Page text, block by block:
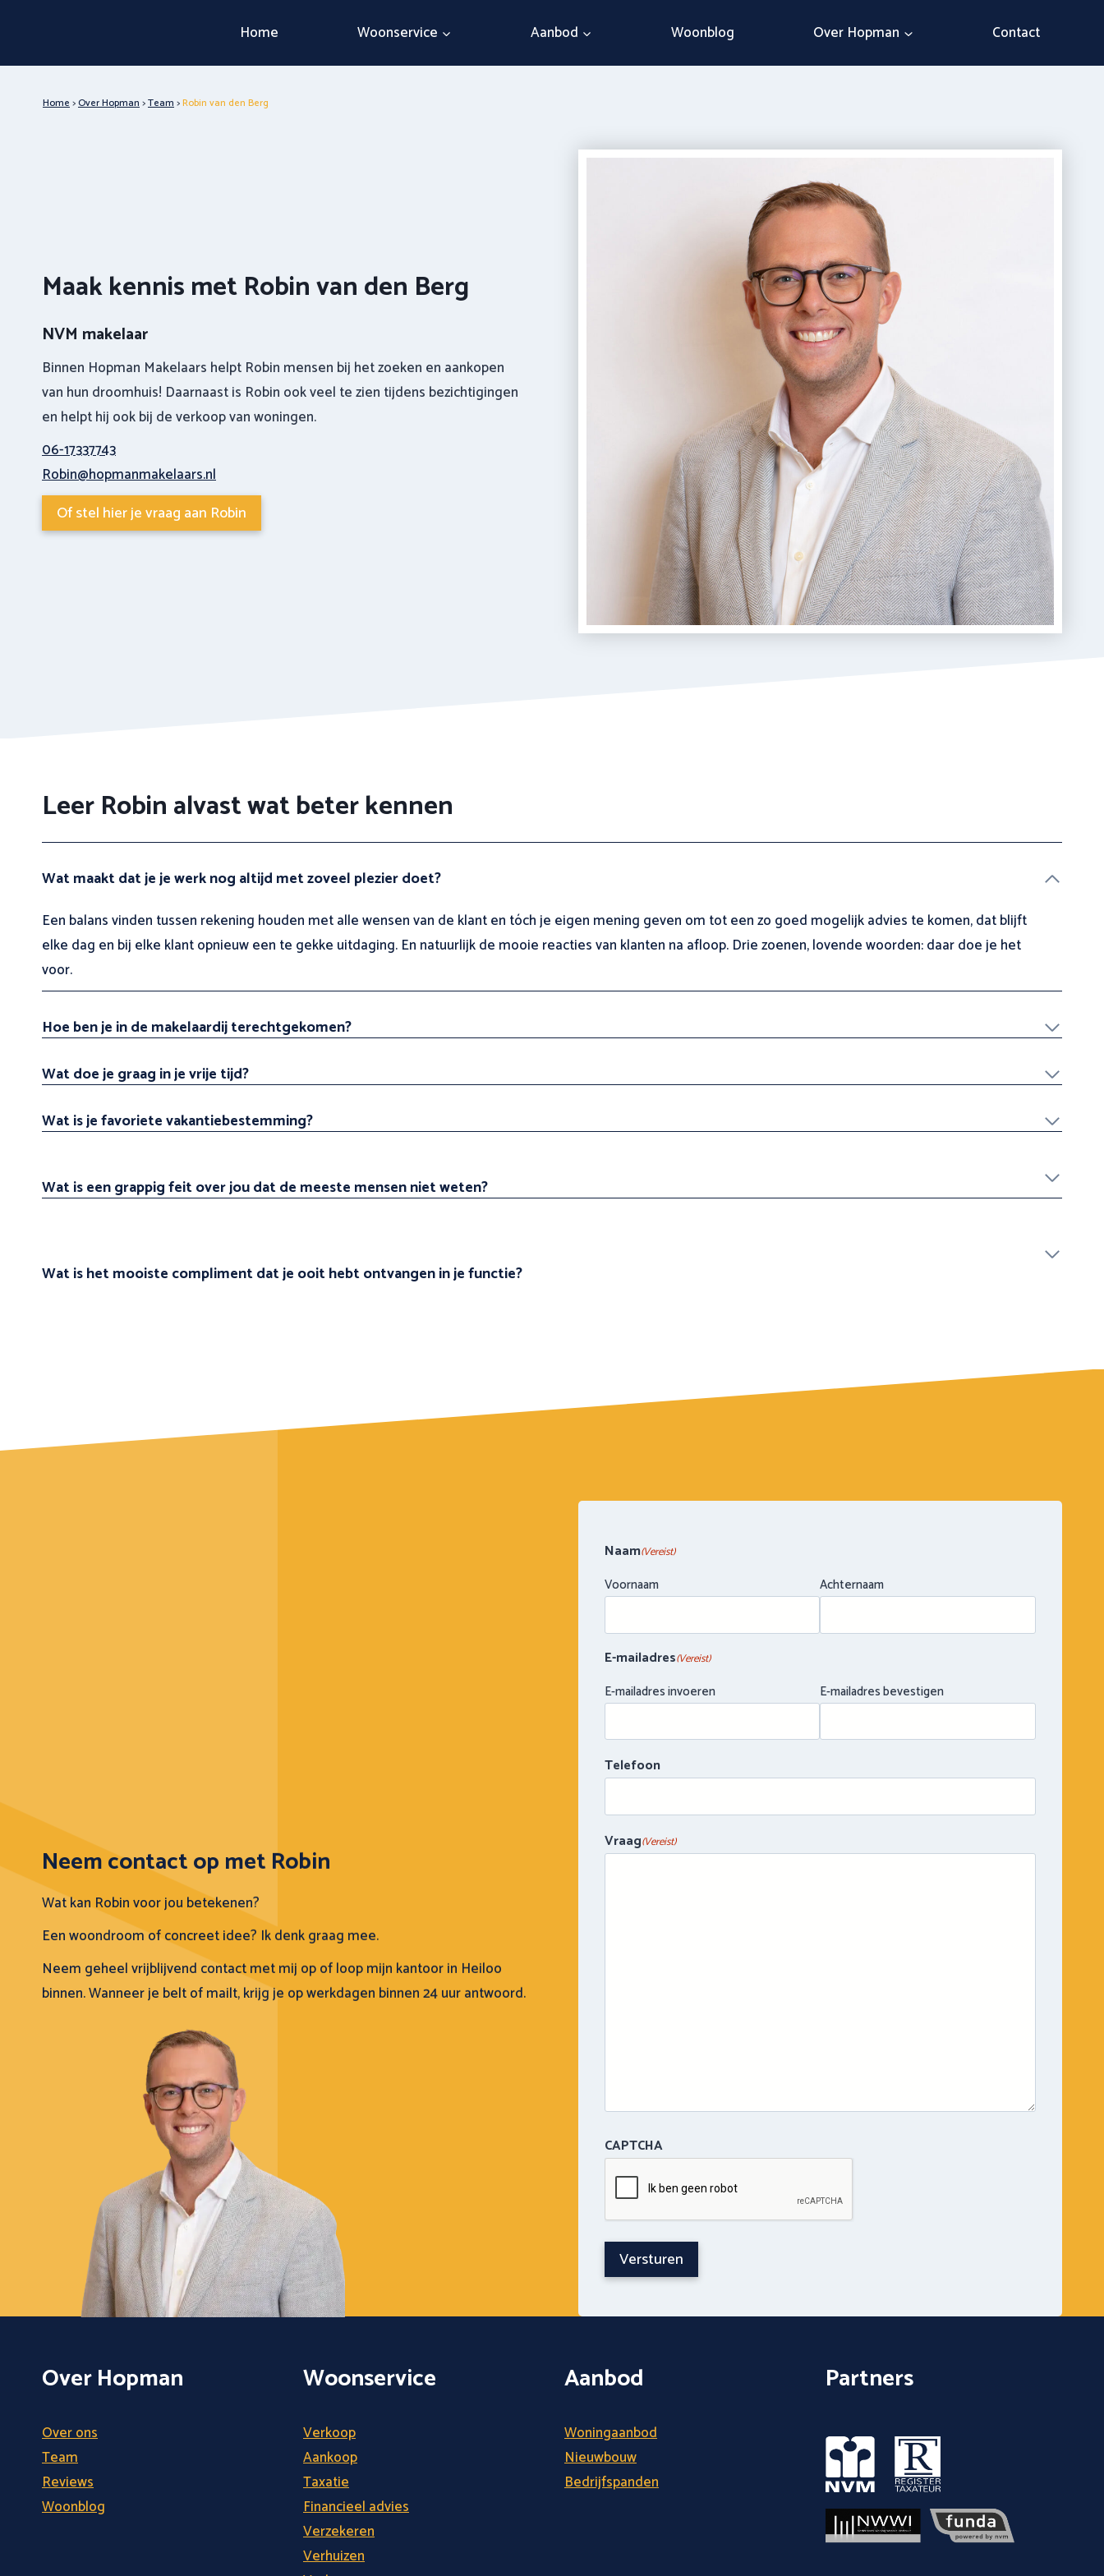
inhoud
Home Woonservice Aanbod Woonblog Over Hopman Contact
Home>Over Hopman>Team>Robin van den Berg
Maak kennis met Robin van den Berg
NVM makelaar
Binnen Hopman Makelaars helpt Robin mensen bij het zoeken en aankopen
van hun droomhuis! Daarnaast is Robin ook veel te zien tijdens bezichtigingen
en helpt hij ook bij de verkoop van woningen.
06-17337743
Robin@hopmanmakelaars.nl
Of stel hier je vraag aan Robin
Leer Robin alvast wat beter kennen
Wat maakt dat je je werk nog altijd met zoveel plezier doet?
Een balans vinden tussen rekening houden met alle wensen van de klant en tóch je eigen mening geven om tot een zo goed mogelijk advies te komen, dat blijft
elke dag en bij elke klant opnieuw een te gekke uitdaging. En natuurlijk de mooie reacties van klanten na afloop. Drie zoenen, lovende woorden: daar doe je het
voor.
Hoe ben je in de makelaardij terechtgekomen?
Wat doe je graag in je vrije tijd?
Wat is je favoriete vakantiebestemming?
Wat is een grappig feit over jou dat de meeste mensen niet weten?
Wat is het mooiste compliment dat je ooit hebt ontvangen in je functie?
Neem contact op met Robin
Wat kan Robin voor jou betekenen?
Een woondroom of concreet idee? Ik denk graag mee.
Neem geheel vrijblijvend contact met mij op of loop mijn kantoor in Heiloo
binnen. Wanneer je belt of mailt, krijg je op werkdagen binnen 24 uur antwoord.
Naam(Vereist)
Voornaam Achternaam
E-mailadres(Vereist)
E-mailadres invoeren E-mailadres bevestigen
Telefoon
Vraag(Vereist)
CAPTCHA
Over Hopman
Over ons
Team
Reviews
Woonblog
Woonservice
Verkoop
Aankoop
Taxatie
Financieel advies
Verzekeren
Verhuizen
Aanbod
Woningaanbod
Nieuwbouw
Bedrijfspanden
Partners